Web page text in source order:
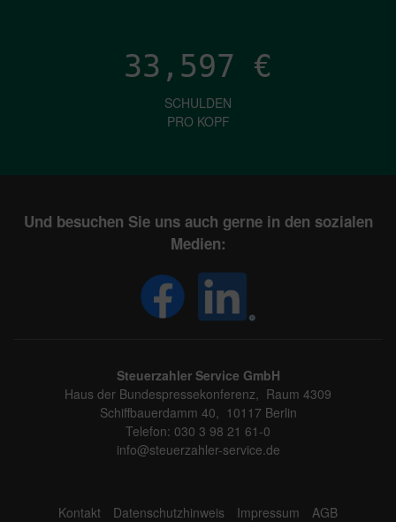
33,597 €
SCHULDEN
PRO KOPF
Und besuchen Sie uns auch gerne in den sozialen
Medien:
Steuerzahler Service GmbH
Haus der Bundespressekonferenz, Raum 4309
Schiffbauerdamm 40, 10117 Berlin
Telefon: 030 3 98 21 61-0
info@steuerzahler-service.de
Kontakt Datenschutzhinweis Impressum AGB